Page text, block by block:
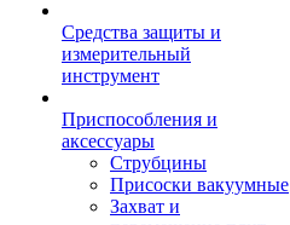
Средства защиты и
измерительный
инструмент
Приспособления и
аксессуары
Струбцины
Присоски вакуумные
Захват и